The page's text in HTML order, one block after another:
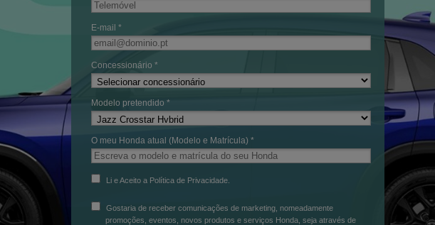
E-mail *
Concessionário *
Modelo pretendido *
O meu Honda atual (Modelo e Matrícula) *
Li e Aceito a Política de Privacidade
Gostaria de receber comunicações de marketing, nomeadamente
promoções, eventos, novos produtos e serviços Honda, seja através de